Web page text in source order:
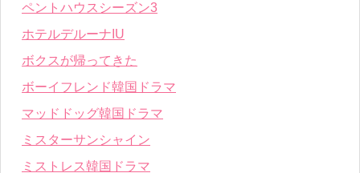
ペントハウスシーズン3
ホテルデルーナIU
ボクスが帰ってきた
ボーイフレンド韓国ドラマ
マッドドッグ韓国ドラマ
ミスターサンシャイン
ミストレス韓国ドラマ